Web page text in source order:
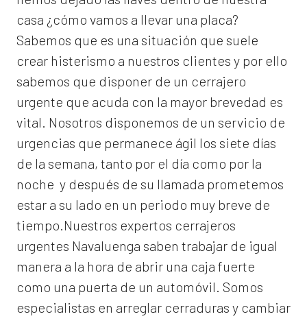
casa ¿cómo vamos a llevar una placa?
Sabemos que es una situación que suele
crear histerismo a nuestros clientes y por ello
sabemos que disponer de un cerrajero
urgente que acuda con la mayor brevedad es
vital. Nosotros disponemos de un servicio de
urgencias que permanece ágil los siete días
de la semana, tanto por el día como por la
noche y después de su llamada prometemos
estar a su lado en un periodo muy breve de
tiempo.Nuestros expertos cerrajeros
urgentes Navaluenga saben trabajar de igual
manera a la hora de abrir una caja fuerte
como una puerta de un automóvil. Somos
especialistas en arreglar cerraduras y cambiar